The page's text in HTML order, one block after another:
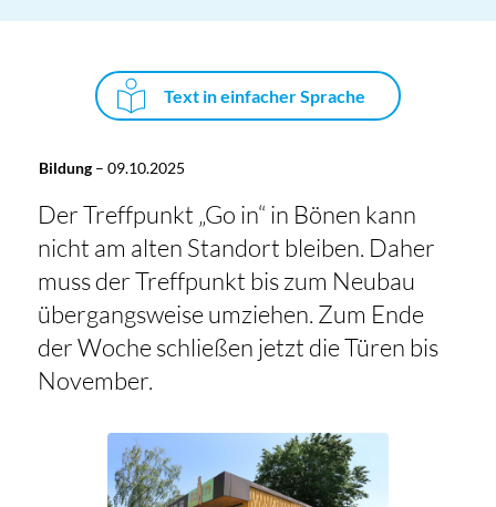
Text in einfacher Sprache
Bildung– 09.10.2025
Der Treffpunkt „Go in“ in Bönen kann
nicht am alten Standort bleiben. Daher
muss der Treffpunkt bis zum Neubau
übergangsweise umziehen. Zum Ende
der Woche schließen jetzt die Türen bis
November.